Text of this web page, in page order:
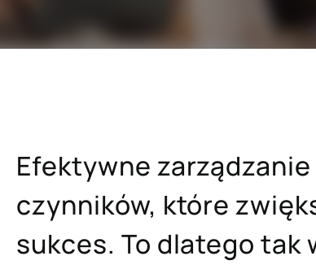
paliwowo-
Efektywne
czynników, które
sukces. To dlatego tak